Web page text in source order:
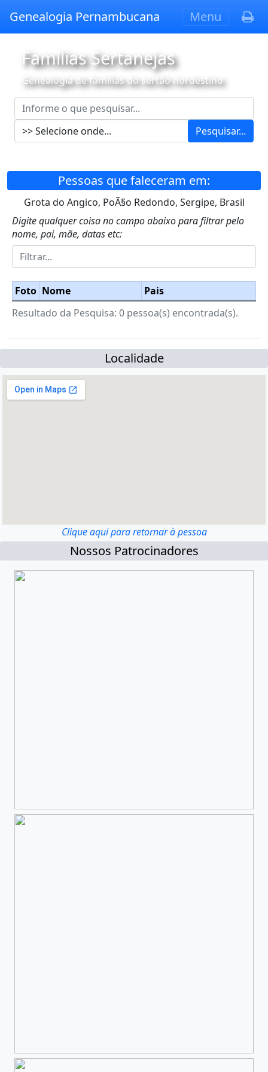
Genealogia Pernambucana Menu
Famílias Sertanejas
Genealogia de famílias do sertão nordestino
Pesquisar...
Pessoas que faleceram em:
Grota do Angico, PoÃ§o Redondo, Sergipe, Brasil
Digite qualquer coisa no campo abaixo para filtrar pelo
nome, pai, mãe, datas etc:
Foto Nome
Pais
Resultado da Pesquisa: 0 pessoa(s) encontrada(s).
Localidade
Clique aqui para retornar à pessoa
Nossos Patrocinadores